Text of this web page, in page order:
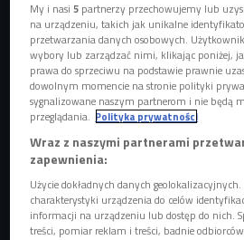
Afrykamera co roku pozwala nam poznać Afrykę
Tegorocznym hasłem AfryKamery
Queer", a organizatorzy zapraszają,
złożoną i wielowarstwową
afrykańskiej społeczności queer.
My i nasi5 partnerzy przechowujemy lub
na urządzeniu, takich jak unikalne
przetwarzania danych osobowych.
wybory lub zarządzać nimi, klikając poniżej,
prawa do sprzeciwu na podstawie prawnie
dowolnym momencie na stronie polityki
sygnalizowane naszym partnerom i nie będą
przeglądania. Polityka prywatności
Wraz z naszymi partnerami
zapewnienia:
Użycie dokładnych danych
charakterystyki urządzenia do celów
informacji na urządzeniu lub dostęp do nich.
treści, pomiar reklam i treści, badnie